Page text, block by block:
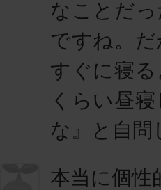
なことだ
ですね。
すぐに寝
くらい昼
な』と自問
本当に個性